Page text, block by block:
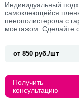
Индивидуальный
самоклеющейся
пенополистерола с
монтажом. Сделайте
от 850 руб./шт
Получить
консультацию
Прикрепить макеты
заявку